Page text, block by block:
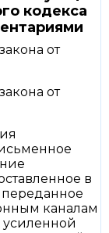
кодекса
от
от
в
каналам